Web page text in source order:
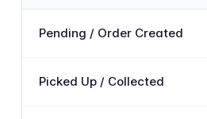
Pending / Order Created
Picked Up / Collected